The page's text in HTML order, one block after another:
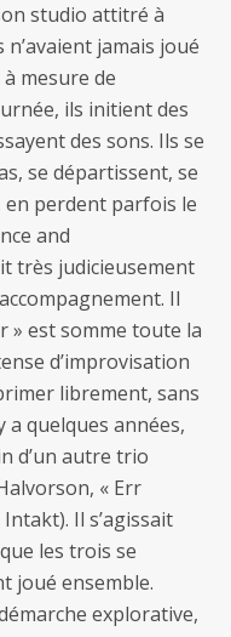
studio attitré à
jamais joué
mesure de
ils initient des
des sons. Ils se
se départissent, se
perdent parfois le
and
très judicieusement
Il
» est somme toute la
d’improvisation
librement, sans
a quelques années,
d’un autre trio
« Err
Il s’agissait
les trois se
joué ensemble.
explorative,